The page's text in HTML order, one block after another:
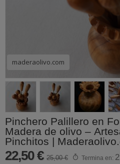
maderaolivo.com
Pinchero Palillero en
Madera de olivo –
Pinchitos |
22,50 € 25,00 € Termina en: 2